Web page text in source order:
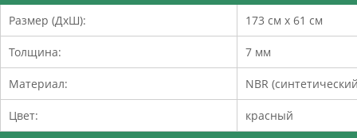
Размер (ДхШ): 173 см x 61 см
Толщина: 7 мм
Материал: NBR
Цвет: красный